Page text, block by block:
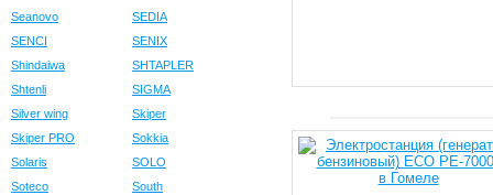
Seanovo
SEDIA
SENCI
SENIX
Shindaiwa
SHTAPLER
Shtenli
SIGMA
Silver wing
Skiper
Skiper PRO
Sokkia
Solaris
SOLO
Soteco
South